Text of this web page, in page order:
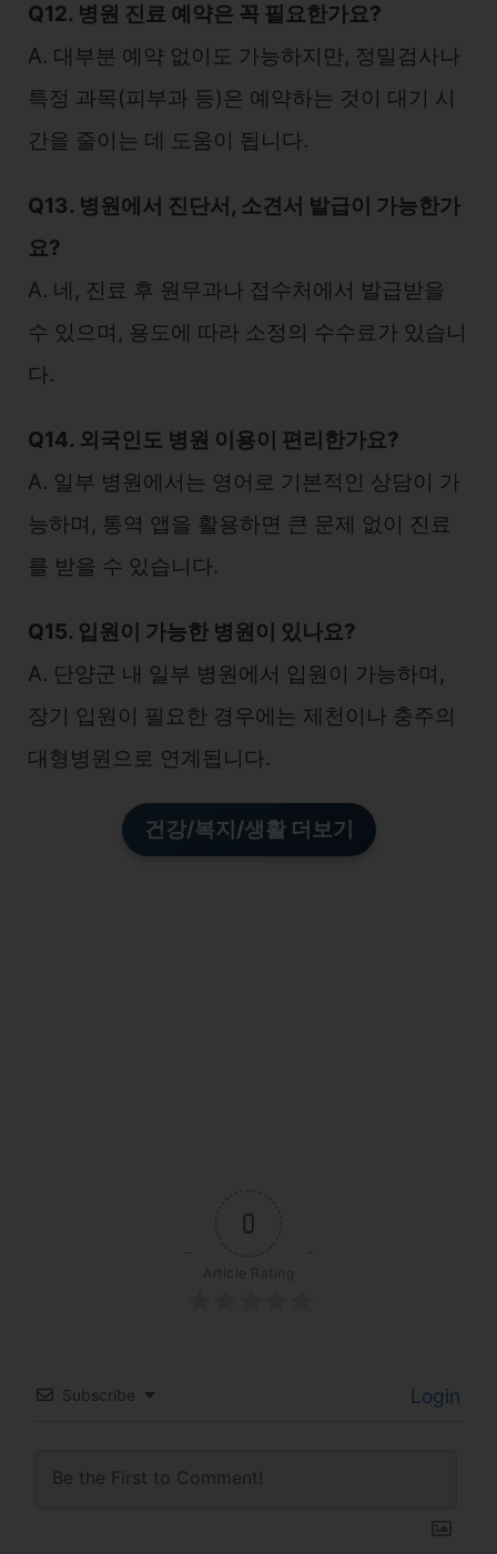
Q12. 병원 진료 예약은 꼭 필요한가요?
A. 대부분 예약 없이도 가능하지만, 정밀검사나
특정 과목(피부과 등)은 예약하는 것이 대기 시
간을 줄이는 데 도움이 됩니다.
Q13. 병원에서 진단서, 소견서 발급이 가능한가
요?
A. 네, 진료 후 원무과나 접수처에서 발급받을
수 있으며, 용도에 따라 소정의 수수료가 있습니
다.
Q14. 외국인도 병원 이용이 편리한가요?
A. 일부 병원에서는 영어로 기본적인 상담이 가
능하며, 통역 앱을 활용하면 큰 문제 없이 진료
를 받을 수 있습니다.
Q15. 입원이 가능한 병원이 있나요?
A. 단양군 내 일부 병원에서 입원이 가능하며,
장기 입원이 필요한 경우에는 제천이나 충주의
대형병원으로 연계됩니다.
건강/복지/생활 더보기
0
Article Rating
Subscribe Login